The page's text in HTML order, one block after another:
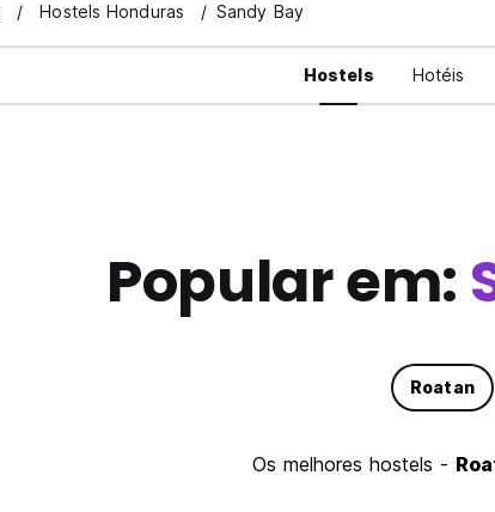
Hostels Honduras Sandy Bay
Hostels Hotéis
Popular em:
Roatan
Os melhores hostels -